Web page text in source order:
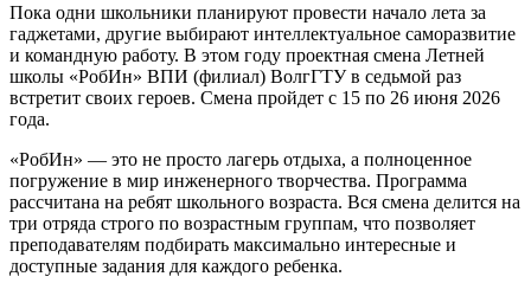
Пока одни школьники планируют провести начало лета за
гаджетами, другие выбирают интеллектуальное саморазвитие
и командную работу. В этом году проектная смена Летней
школы «РобИн» ВПИ (филиал) ВолгГТУ в седьмой раз
встретит своих героев. Смена пройдет с 15 по 26 июня 2026
года.
«РобИн» — это не просто лагерь отдыха, а полноценное
погружение в мир инженерного творчества. Программа
рассчитана на ребят школьного возраста. Вся смена делится на
три отряда строго по возрастным группам, что позволяет
преподавателям подбирать максимально интересные и
доступные задания для каждого ребенка.